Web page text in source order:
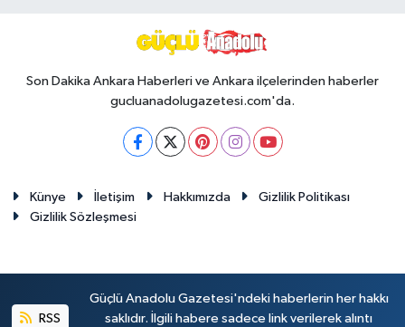
Son Dakika Ankara Haberleri ve Ankara ilçelerinden haberler
gucluanadolugazetesi.com'da.
Künye İletişim Hakkımızda
Gizlilik Politikası
Gizlilik Sözleşmesi
RSS
Güçlü Anadolu Gazetesi'ndeki haberlerin her hakkı
saklıdır. İlgili habere sadece link verilerek alıntı